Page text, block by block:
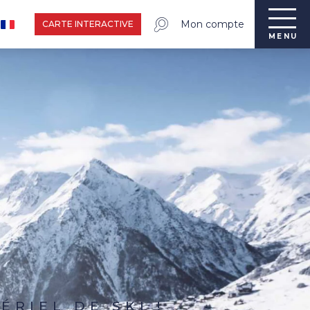
Mon compte
CARTE INTERACTIVE
MENU
DE SKI !